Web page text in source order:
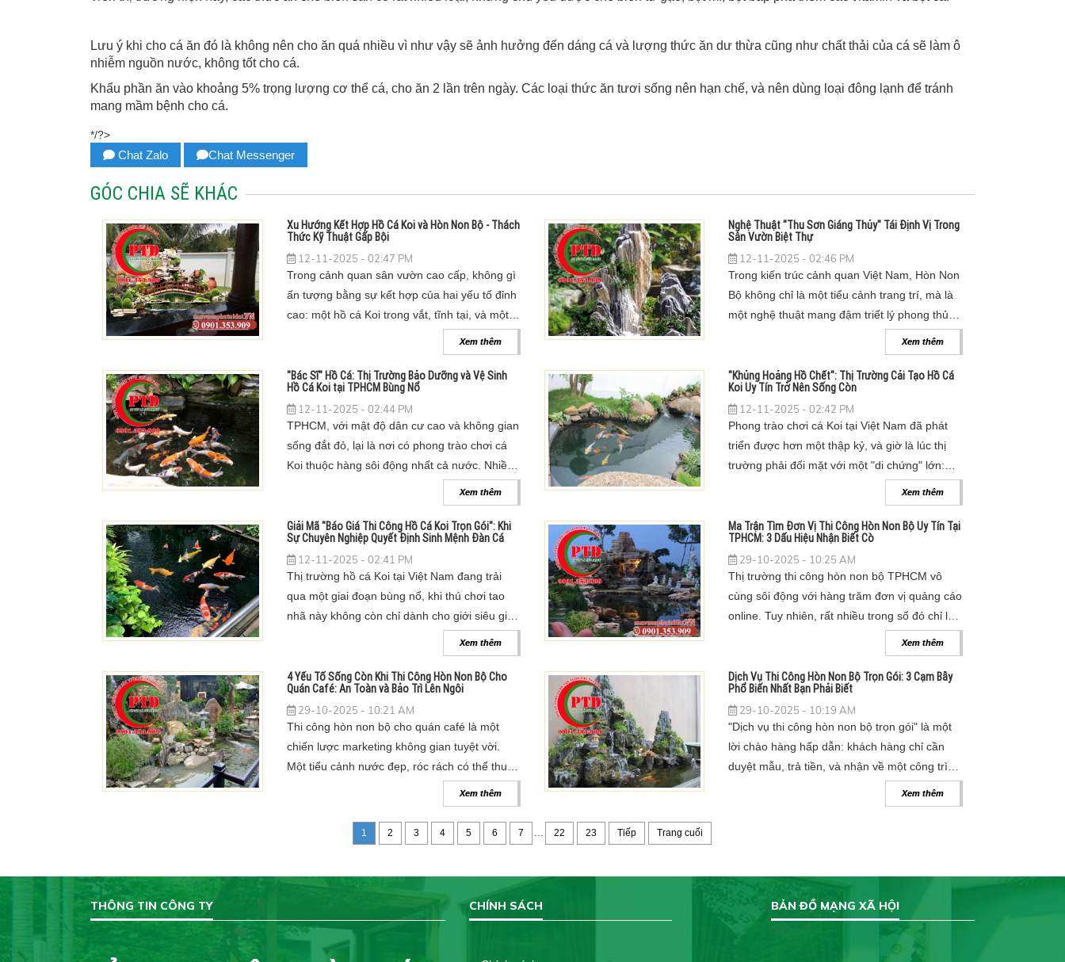
Lưu ý khi cho cá ăn đó là không nên cho ăn quá nhiều vì như vậy sẽ ảnh hưởng đến dáng cá và lượng thức ăn dư thừa cũng như chất thải của cá sẽ làm ô
nhiễm nguồn nước, không tốt cho cá.
Khẩu phần ăn vào khoảng 5% trọng lượng cơ thể cá, cho ăn 2 lần trên ngày. Các loại thức ăn tươi sống nên hạn chế, và nên dùng loại đông lạnh để tránh
mang mầm bệnh cho cá.
*/?>
Chat Zalo Chat Messenger
GÓC CHIA SẼ KHÁC
Xu Hướng Kết Hợp Hồ Cá Koi và Hòn Non Bộ - Thách
Thức Kỹ Thuật Gấp Bội
12-11-2025 - 02:47 PM
Trong cảnh quan sân vườn cao cấp, không gì
ấn tượng bằng sự kết hợp của hai yếu tố đỉnh
cao: một hồ cá Koi trong vắt, tĩnh tại, và một
Xem thêm
Nghệ Thuật "Thu Sơn Giáng Thủy" Tái Định Vị Trong
Sân Vườn Biệt Thự
12-11-2025 - 02:46 PM
Trong kiến trúc cảnh quan Việt Nam, Hòn Non
Bộ không chỉ là một tiểu cảnh trang trí, mà là
một nghệ thuật mang đậm triết lý phong thủy,
mang cả núi sông hùng vĩ về trong sân vườn.
Xem thêm
"Bác Sĩ" Hồ Cá: Thị Trường Bảo Dưỡng và Vệ Sinh
Hồ Cá Koi tại TPHCM Bùng Nổ
12-11-2025 - 02:44 PM
TPHCM, với mật độ dân cư cao và không gian
sống đắt đỏ, lại là nơi có phong trào chơi cá
Koi thuộc hàng sôi động nhất cả nước. Nhiều
tỷ đồng để sở hữu một hồ cá đẳng cấp.
Xem thêm
"Khủng Hoảng Hồ Chết": Thị Trường Cải Tạo Hồ Cá
Koi Uy Tín Trở Nên Sống Còn
12-11-2025 - 02:42 PM
Phong trào chơi cá Koi tại Việt Nam đã phát
triển được hơn một thập kỷ, và giờ là lúc thị
trường phải đối mặt với một "di chứng" lớn:
tiêu chuẩn đang đồng loạt "chết". Nước xanh,
rêu tảo bùng phát, cá bệnh và chết hàng
loạt... đã khiến nhiều người nản lòng. Đây
chính là lúc thị trường cho dịch vụ cải tạo hồ
cá koi uy tín bùng nổ, khi các chủ hồ nhận ra
rằng "cứu" một hồ cá còn khó và tốn kém hơn
xây mới gấp nhiều lần.
Xem thêm
Giải Mã "Báo Giá Thi Công Hồ Cá Koi Trọn Gói": Khi
Sự Chuyên Nghiệp Quyết Định Sinh Mệnh Đàn Cá
12-11-2025 - 02:41 PM
Thị trường hồ cá Koi tại Việt Nam đang trải
qua một giai đoạn bùng nổ, khi thú chơi tao
nhã này không còn chỉ dành cho giới siêu giàu
đó, nhu cầu về thi công hồ cá koi chuyên
nghiệp tăng vọt.
Xem thêm
Ma Trận Tìm Đơn Vị Thi Công Hòn Non Bộ Uy Tín Tại
TPHCM: 3 Dấu Hiệu Nhận Biết Cò
29-10-2025 - 10:25 AM
Thị trường thi công hòn non bộ TPHCM vô
cùng sôi động với hàng trăm đơn vị quảng cáo
online. Tuy nhiên, rất nhiều trong số đó chỉ là
xưởng thi công thực thụ. Làm việc với "cò"
không chỉ khiến bạn tốn kém chi phí mà còn
rủi ro về chất lượng. Dưới đây là 3 dấu hiệu
"vàng" giúp bạn nhận diện.
Xem thêm
4 Yếu Tố Sống Còn Khi Thi Công Hòn Non Bộ Cho
Quán Café: An Toàn và Bảo Trì Lên Ngôi
29-10-2025 - 10:21 AM
Thi công hòn non bộ cho quán café là một
chiến lược marketing không gian tuyệt vời.
Một tiểu cảnh nước đẹp, róc rách có thể thu
"check-in". Tuy nhiên, không gian kinh doanh
có những đòi hỏi khắt khe hơn sân vườn nhà
Xem thêm
Dịch Vụ Thi Công Hòn Non Bộ Trọn Gói: 3 Cạm Bẫy
Phổ Biến Nhất Bạn Phải Biết
29-10-2025 - 10:19 AM
"Dịch vụ thi công hòn non bộ trọn gói" là một
lời chào hàng hấp dẫn: khách hàng chỉ cần
duyệt mẫu, trả tiền, và nhận về một công trình
Xem thêm
1 2 3 4 5 6 7 22 23 Tiếp Trang cuối
THÔNG TIN CÔNG TY CHÍNH SÁCH BẢN ĐỒ MẠNG XÃ HỘI